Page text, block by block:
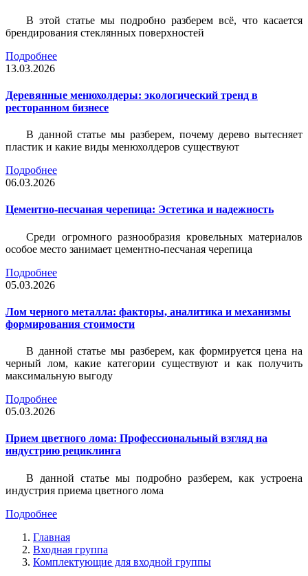
В этой статье мы подробно разберем всё, что касается
брендирования стеклянных поверхностей
Подробнее
13.03.2026
Деревянные менюхолдеры: экологический тренд в
ресторанном бизнесе
В данной статье мы разберем, почему дерево вытесняет
пластик и какие виды менюхолдеров существуют
Подробнее
06.03.2026
Цементно-песчаная черепица: Эстетика и надежность
Среди огромного разнообразия кровельных материалов
особое место занимает цементно-песчаная черепица
Подробнее
05.03.2026
Лом черного металла: факторы, аналитика и механизмы
формирования стоимости
В данной статье мы разберем, как формируется цена на
черный лом, какие категории существуют и как получить
максимальную выгоду
Подробнее
05.03.2026
Прием цветного лома: Профессиональный взгляд на
индустрию рециклинга
В данной статье мы подробно разберем, как устроена
индустрия приема цветного лома
Подробнее
Главная
Входная группа
Комплектующие для входной группы